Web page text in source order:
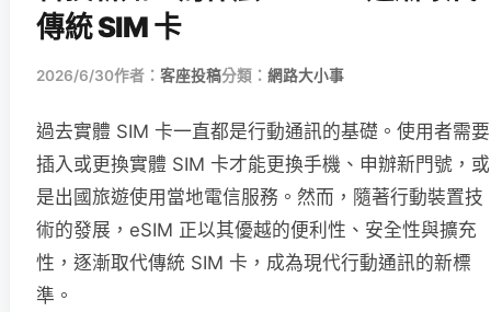
傳統 SIM 卡
2026/6/30作者： 客座投稿分類： 網路大小事
過去實體 SIM 卡一直都是行動通訊的基礎。使用者需要
插入或更換實體 SIM 卡才能更換手機、申辦新門號，或
是出國旅遊使用當地電信服務。然而，隨著行動裝置技
術的發展，eSIM 正以其優越的便利性、安全性與擴充
性，逐漸取代傳統 SIM 卡，成為現代行動通訊的新標
準。